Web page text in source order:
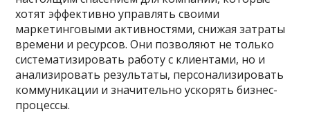
хотят эффективно управлять своими
маркетинговыми активностями, снижая затраты
времени и ресурсов. Они позволяют не только
систематизировать работу с клиентами, но и
анализировать результаты, персонализировать
коммуникации и значительно ускорять бизнес-
процессы.